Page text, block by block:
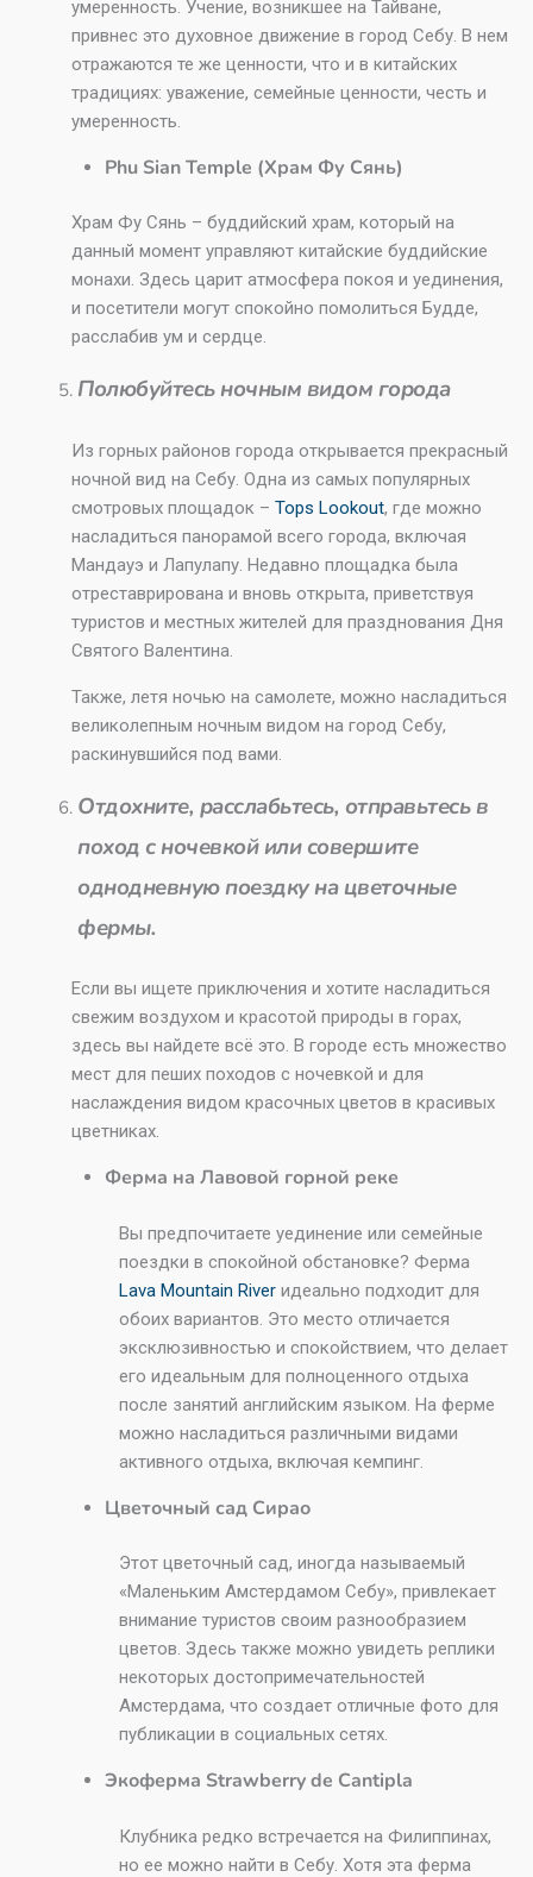
умеренность. Учение, возникшее на Тайване,
привнес это духовное движение в город Себу. В нем
отражаются те же ценности, что и в китайских
традициях: уважение, семейные ценности, честь и
умеренность.
Phu Sian Temple (Храм Фу Сянь)
Храм Фу Сянь – буддийский храм, который на
данный момент управляют китайские буддийские
монахи. Здесь царит атмосфера покоя и уединения,
и посетители могут спокойно помолиться Будде,
расслабив ум и сердце.
Полюбуйтесь ночным видом города
Из горных районов города открывается прекрасный
ночной вид на Себу. Одна из самых популярных
смотровых площадок – Tops Lookout, где можно
насладиться панорамой всего города, включая
Мандауэ и Лапулапу. Недавно площадка была
отреставрирована и вновь открыта, приветствуя
туристов и местных жителей для празднования Дня
Святого Валентина.
Также, летя ночью на самолете, можно насладиться
великолепным ночным видом на город Себу,
раскинувшийся под вами.
Отдохните, расслабьтесь, отправьтесь в
поход с ночевкой или совершите
однодневную поездку на цветочные
фермы.
Если вы ищете приключения и хотите насладиться
свежим воздухом и красотой природы в горах,
здесь вы найдете всё это. В городе есть множество
мест для пеших походов с ночевкой и для
наслаждения видом красочных цветов в красивых
цветниках.
Ферма на Лавовой горной реке
Вы предпочитаете уединение или семейные
поездки в спокойной обстановке? Ферма
Lava Mountain River идеально подходит для
обоих вариантов. Это место отличается
эксклюзивностью и спокойствием, что делает
его идеальным для полноценного отдыха
после занятий английским языком. На ферме
можно насладиться различными видами
активного отдыха, включая кемпинг.
Цветочный сад Сирао
Этот цветочный сад, иногда называемый
«Маленьким Амстердамом Себу», привлекает
внимание туристов своим разнообразием
цветов. Здесь также можно увидеть реплики
некоторых достопримечательностей
Амстердама, что создает отличные фото для
публикации в социальных сетях.
Экоферма Strawberry de Cantipla
Клубника редко встречается на Филиппинах,
но ее можно найти в Себу. Хотя эта ферма